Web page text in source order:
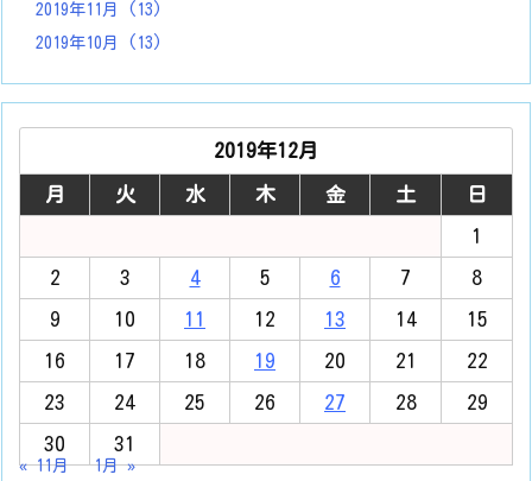
2019年11月
(13)
2019年10月
(13)
2019年12月
月 火 水 木 金 土 日
1
2 3 4 5 6 7 8
9 10 11 12 13 14 15
16 17 18 19 20 21 22
23 24 25 26 27 28 29
30 31
« 11月 1月 »